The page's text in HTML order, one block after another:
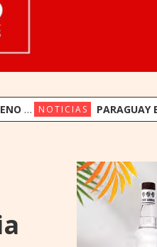
COMERCIO JUSTO NOTICIAS PARAGUAY BUSCA FORTALECER SU ESTRATEGIA